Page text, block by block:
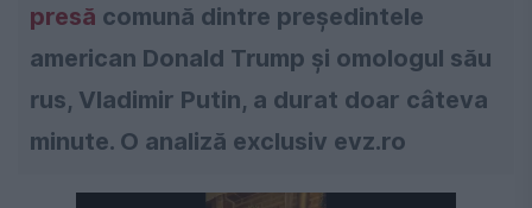
presă comună dintre președintele
american Donald Trump și omologul său
rus, Vladimir Putin, a durat doar câteva
minute. O analiză exclusiv evz.ro